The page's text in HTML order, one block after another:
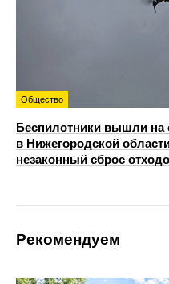
Общество
Беспилотники вышли на
в Нижегородской
незаконный сброс
Рекомендуем